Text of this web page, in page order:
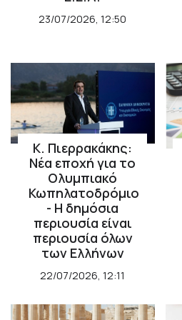
Τουρισμός: Διψήφια άνοδος σε
ΟΙΚΟΝΟΜΙΑ 21/07/2026, 12:34
Οι ΗΠΑ κλιμακώνουν τη
το Διεθνές Ποινικό Δικαστήριο
ΔΙΕΘΝΗ 16/07/2026, 11:10
120 εκατομμύρια και ένα μπλε
Ευρώπη δείχνει στον Μασκ τη
ρυθμιστική της δύναμη
ΔΙΕΘΝΗ 16/07/2026, 11:09
Η κλήρωση της Super League και
μεταδόσεις
23/07/2026, 12:50
Κ. Πιερρακάκης:
Νέα εποχή για το
Ολυμπιακό
Κωπηλατοδρόμιο
- Η δημόσια
περιουσία είναι
περιουσία όλων
των Ελλήνων
22/07/2026, 12:11